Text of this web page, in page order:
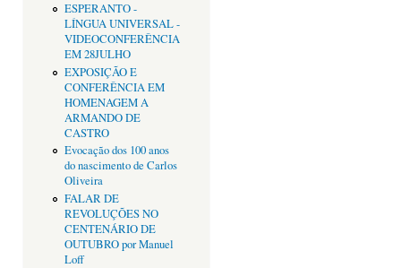
ESPERANTO -
LÍNGUA UNIVERSAL -
VIDEOCONFERÊNCIA
EM 28JULHO
EXPOSIÇÃO E
CONFERÊNCIA EM
HOMENAGEM A
ARMANDO DE
CASTRO
Evocação dos 100 anos
do nascimento de Carlos
Oliveira
FALAR DE
REVOLUÇÕES NO
CENTENÁRIO DE
OUTUBRO por Manuel
Loff